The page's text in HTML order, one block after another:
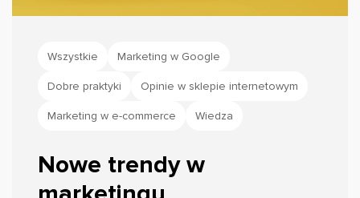
Wszystkie Marketing w Google
Dobre praktyki Opinie w sklepie internetowym
Marketing w e-commerce Wiedza
Nowe trendy w